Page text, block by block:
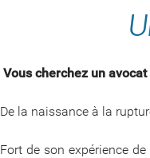
Vous cherchez un
De la naissance à la
Fort de son expérience